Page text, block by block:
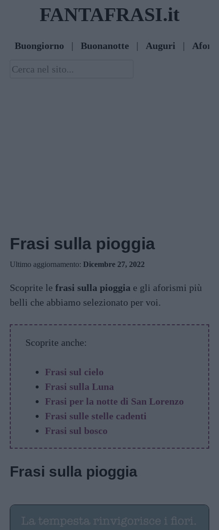
FANTAFRASI.it
Buongiorno | Buonanotte | Auguri |
Frasi sulla pioggia
Ultimo aggiornamento: Dicembre 27, 2022
Scoprite le frasi sulla pioggia e gli aforismi più
belli che abbiamo selezionato per voi.
Scoprite anche:
Frasi sul cielo
Frasi sulla Luna
Frasi per la notte di San Lorenzo
Frasi sulle stelle cadenti
Frasi sul bosco
Frasi sulla pioggia